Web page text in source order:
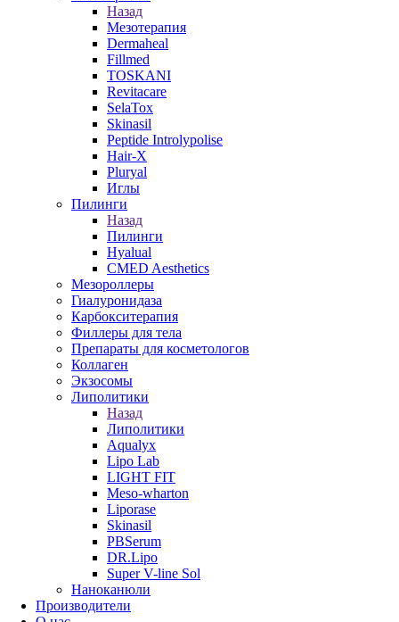
Назад
Мезотерапия
Dermaheal
Fillmed
TOSKANI
Revitacare
SelaTox
Skinasil
Peptide Introlypolise
Hair-X
Pluryal
Иглы
Пилинги
Назад
Пилинги
Hyalual
CMED Aesthetics
Мезороллеры
Гиалуронидаза
Карбокситерапия
Филлеры для тела
Препараты для косметологов
Коллаген
Экзосомы
Липолитики
Назад
Липолитики
Aqualyx
Lipo Lab
LIGHT FIT
Meso-wharton
Liporase
Skinasil
PBSerum
DR.Lipo
Super V-line Sol
Наноканюли
Производители